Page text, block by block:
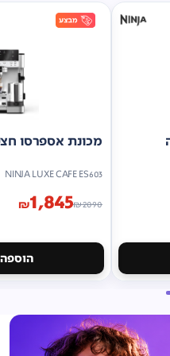
מכונת אספרסו
NINJA LUXE CAFE ES603
₪2090
₪1,845